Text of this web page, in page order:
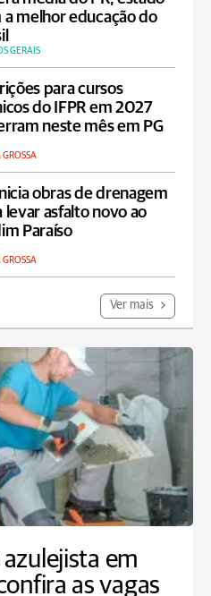
a melhor educação do
GERAIS
para cursos
do IFPR em 2027
neste mês em PG
GROSSA
obras de drenagem
levar asfalto novo ao
Paraíso
GROSSA
Ver mais
em
as vagas